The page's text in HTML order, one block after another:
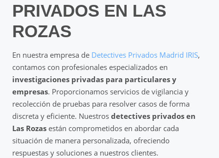
PRIVADOS EN LAS
ROZAS
En nuestra empresa de Detectives Privados Madrid IRIS,
contamos con profesionales especializados en
investigaciones privadas para particulares y
empresas. Proporcionamos servicios de vigilancia y
recolección de pruebas para resolver casos de forma
discreta y eficiente. Nuestros detectives privados en
Las Rozas están comprometidos en abordar cada
situación de manera personalizada, ofreciendo
respuestas y soluciones a nuestros clientes.